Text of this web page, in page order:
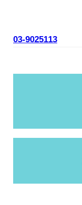
03-9025113